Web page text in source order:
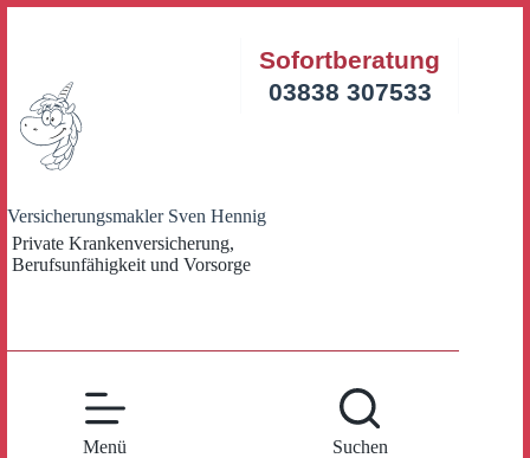
Versicherungsmakler Sven Hennig
Private Krankenversicherung,
Berufsunfähigkeit und Vorsorge
Sofortberatung
03838 307533
Menü Suchen